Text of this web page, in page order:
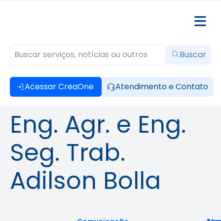
Acessar CreaOne Atendimento e Contato
Buscar
Eng. Agr. e Eng.
Seg. Trab.
Adilson Bolla